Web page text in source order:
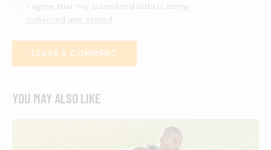
I agree that my submitted data is being
collected and stored
YOU MAY ALSO LIKE